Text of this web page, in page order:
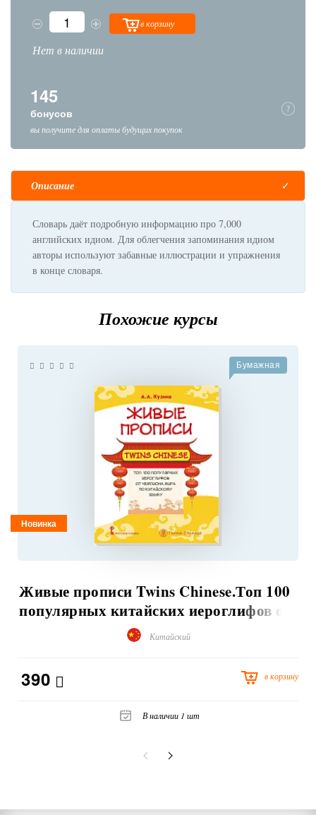
в корзину
Нет в наличии
145
бонусов
вы получите для оплаты будущих покупок
Описание
Словарь даёт подробную информацию про 7,000
английских идиом. Для облегчения запоминания идиом
авторы используют забавные иллюстрации и упражнения
в конце словаря.
Похожие курсы
Бумажная
Новинка
Живые прописи Twins Chinese.Топ 100
популярных китайских иероглифов от
чемпиона мира по китайскому языку
Китайский
390 в корзину
В наличии 1 шт